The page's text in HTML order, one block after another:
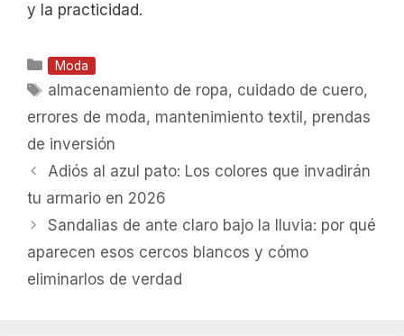
y la practicidad.
Categorías
Moda
Etiquetas
almacenamiento de ropa, cuidado de cuero,
errores de moda, mantenimiento textil , prendas
de inversión
Adiós al azul pato: Los colores que invadirán
tu armario en 2026
Sandalias de ante claro bajo la lluvia: por qué
aparecen esos cercos blancos y cómo
eliminarlos de verdad